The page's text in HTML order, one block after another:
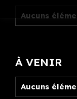
Aucuns
À VENIR
Aucuns